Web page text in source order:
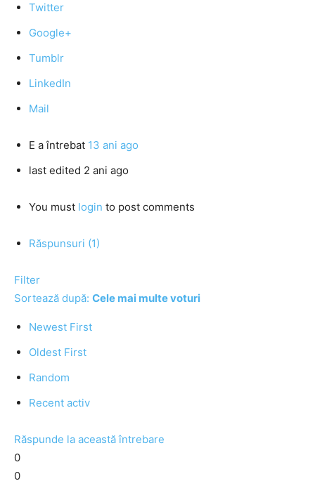
Twitter
Google+
Tumblr
LinkedIn
Mail
E a întrebat 13 ani ago
last edited 2 ani ago
You must login to post comments
Răspunsuri (1)
Filter
Sortează după: Cele mai multe voturi
Newest First
Oldest First
Random
Recent activ
Răspunde la această întrebare
0
0